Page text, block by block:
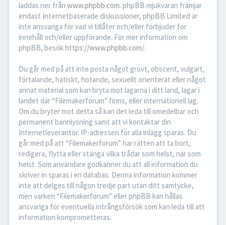
laddas ner från www.phpbb.com. phpBB mjukvaran främjar
endast Internetbaserade diskussioner, phpBB Limited är
inte ansvariga för vad vi tillåter och/eller förbjuder för
innehåll och/eller uppförande. För mer information om
phpBB, besökhttps://www.phpbb.com/.
Du går med på att inte posta något grovt, obscent, vulgärt,
förtalande, hatiskt, hotande, sexuellt orienterat eller något
annat material som kan bryta mot lagarna i ditt land, lagar i
landet där “Filemakerforum” finns, eller internationell lag.
Om du bryter mot detta så kan det leda till omedelbar och
permanent bannlysning samt att vi kontaktar din
Internetleverantör. IP-adressen för alla inlägg sparas. Du
går med på att “Filemakerforum” har rätten att ta bort,
redigera, flytta eller stänga vilka trådar som helst, när som
helst. Som användare godkänner du att all information du
skriver in sparas i en databas. Denna information kommer
inte att delges till någon tredje part utan ditt samtycke,
men varken “Filemakerforum” eller phpBB kan hållas
ansvariga för eventuella intrångsförsök som kan leda till att
information komprometteras.